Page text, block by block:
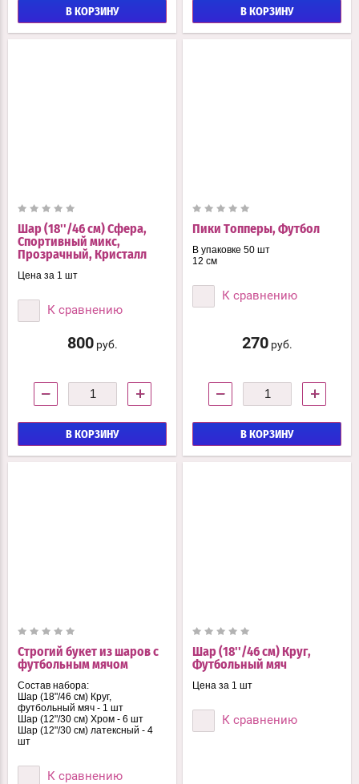
В КОРЗИНУ В КОРЗИНУ
Шар (18''/46 см) Сфера,
Спортивный микс,
Прозрачный, Кристалл
Цена за 1 шт
К сравнению
800руб.
− +
В КОРЗИНУ
Пики Топперы, Футбол
В упаковке 50 шт
12 см
К сравнению
270руб.
− +
В КОРЗИНУ
Строгий букет из шаров с
футбольным мячом
Состав набора:
Шар (18"/46 см) Круг,
футбольный мяч - 1 шт
Шар (12"/30 см) Хром - 6 шт
Шар (12"/30 см) латексный - 4
шт
К сравнению
Шар (18''/46 см) Круг,
Футбольный мяч
Цена за 1 шт
К сравнению